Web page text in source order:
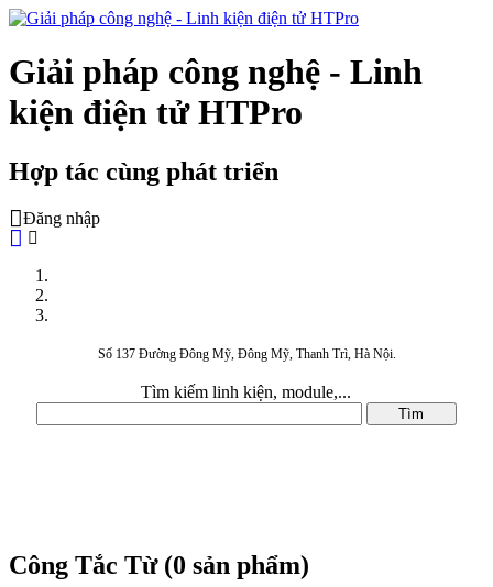
Giải pháp công nghệ - Linh
kiện điện tử HTPro
Hợp tác cùng phát triển
Đăng nhập
Số 137 Đường Đông Mỹ, Đông Mỹ, Thanh Trì, Hà Nội.
Tìm kiếm linh kiện, module,...
Công Tắc Từ (0 sản phẩm)